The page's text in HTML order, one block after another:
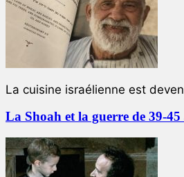
La cuisine israélienne est
La Shoah et la guerre de 39-